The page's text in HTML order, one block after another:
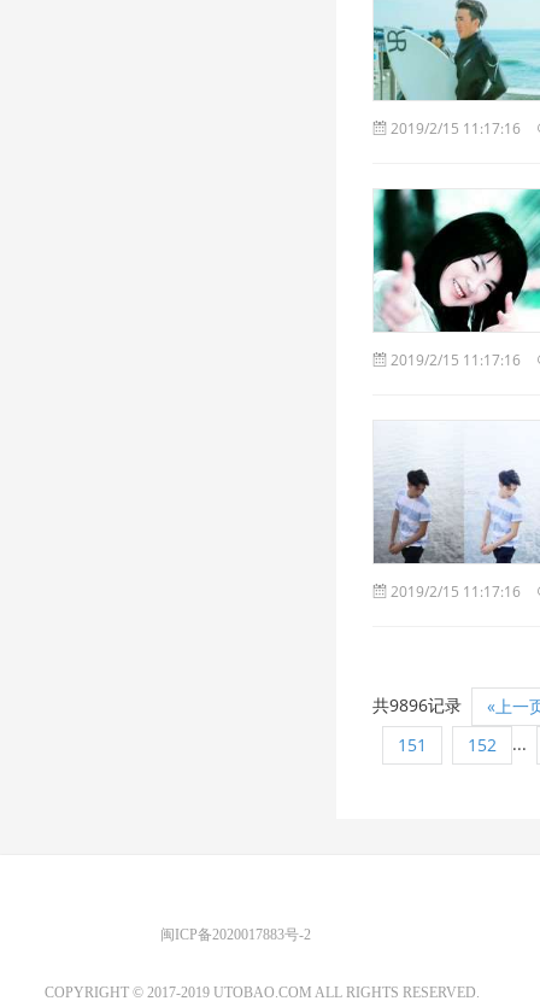
2019/2/15 11:17:16
2019/2/15 11:17:16
2019/2/15 11:17:16
共9896记录
«上一
151
152 ...
闽ICP备2020017883号-2
COPYRIGHT © 2017-2019 UTOBAO.COM ALL RIGHTS RESERVED.